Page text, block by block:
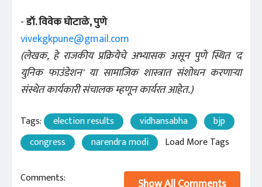
-डॉ. विवेक घोटाळे, पुणे
vivekgkpune@gmail.com
(लेखक, हे राजकीय प्रक्रियेचे अभ्यासक असून पुणे स्थित 'द
युनिक फाउंडेशन' या सामाजिक शास्त्रात संशोधन करणाऱ्या
संस्थेत कार्यकारी संचालक म्हणून कार्यरत आहेत.)
Tags: election results vidhansabha
bjp
congress
narendra modi Load More Tags
Comments: